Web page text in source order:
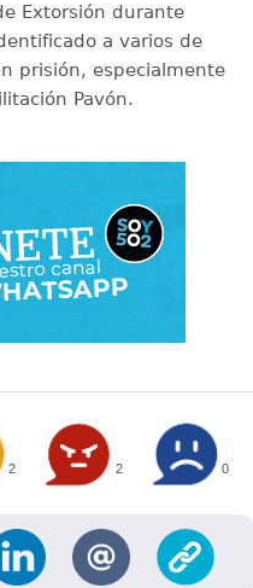
Extorsión durante
a varios de
prisión, especialmente
Pavón.
2 2 0